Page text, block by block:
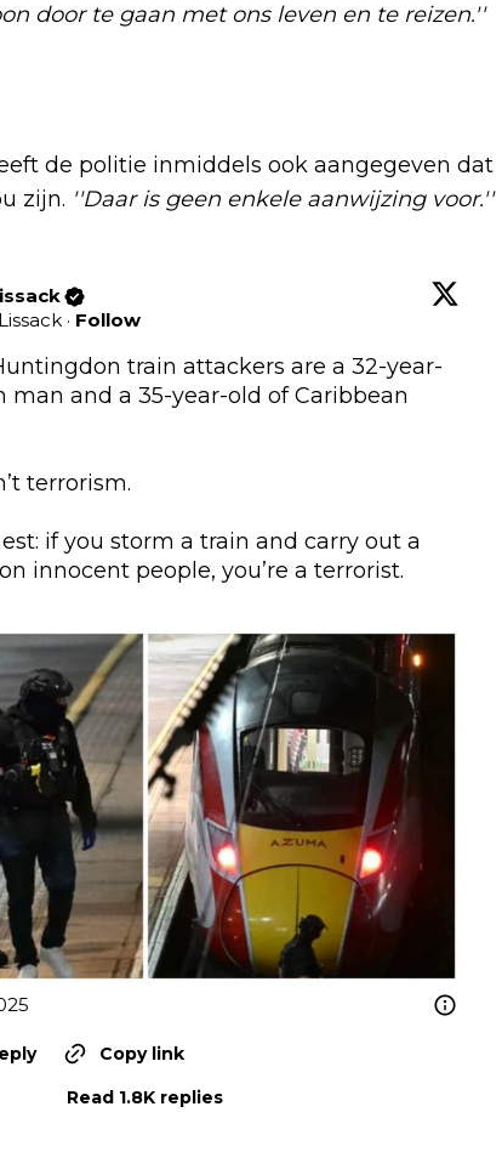
door te gaan met ons leven en te reizen.''
de politie inmiddels ook aangegeven dat
zijn. ''Daar is geen enkele aanwijzing voor.''
· Follow
train attackers are a 32-year-
man and a 35-year-old of Caribbean
terrorism.
if you storm a train and carry out a
innocent people, you’re a terrorist.
Copy link
Read 1.8K replies